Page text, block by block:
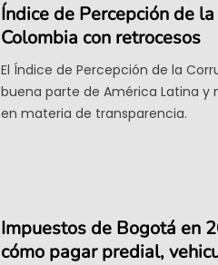
Índice de Percepción de
Colombia con retrocesos
El Índice de Percepción de la
buena parte de América Latina y
en materia de transparencia.
Impuestos de Bogotá en
cómo pagar predial,